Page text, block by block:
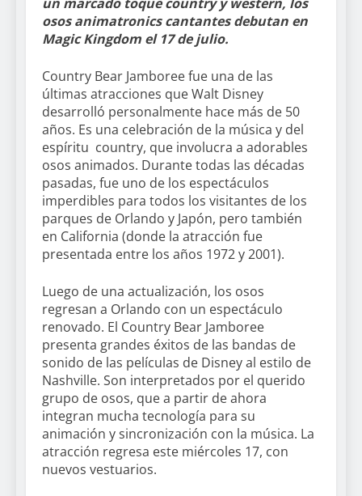
osos animatronics cantantes debutan en
Magic Kingdom el 17 de julio.
Country Bear Jamboree fue una de las
últimas atracciones que Walt Disney
desarrolló personalmente hace más de 50
años. Es una celebración de la música y del
espíritu country, que involucra a adorables
osos animados. Durante todas las décadas
pasadas, fue uno de los espectáculos
imperdibles para todos los visitantes de los
parques de Orlando y Japón, pero también
en California (donde la atracción fue
presentada entre los años 1972 y 2001).
Luego de una actualización, los osos
regresan a Orlando con un espectáculo
renovado. El Country Bear Jamboree
presenta grandes éxitos de las bandas de
sonido de las películas de Disney al estilo de
Nashville. Son interpretados por el querido
grupo de osos, que a partir de ahora
integran mucha tecnología para su
animación y sincronización con la música. La
atracción regresa este miércoles 17, con
nuevos vestuarios.